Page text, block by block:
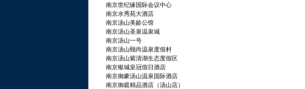
南京世纪缘国际会议中心
南京水秀苑大酒店
南京汤山美龄公馆
南京汤山圣泉温泉城
南京汤山一号
南京汤山颐尚温泉度假村
南京汤山紫清湖生态度假区
南京银城皇冠假日酒店
南京御豪汤山温泉国际酒店
南京御庭精品酒店（汤山店）